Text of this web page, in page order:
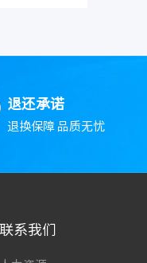
退还承诺
退换保障 品质无忧
联系我们